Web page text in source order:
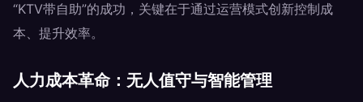
“KTV带自助”的成功，关键在于通过运营模式创新控制成
本、提升效率。
人力成本革命：无人值守与智能管理